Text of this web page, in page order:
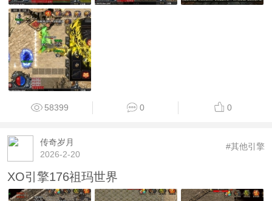
58399 0 0
传奇岁月
2026-2-20
#其他引擎
XO引擎176祖玛世界